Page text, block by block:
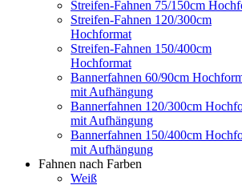
Streifen-Fahnen 75/150cm
Streifen-Fahnen 120/300cm
Hochformat
Streifen-Fahnen 150/400cm
Hochformat
Bannerfahnen 60/90cm
mit Aufhängung
Bannerfahnen 120/300cm
mit Aufhängung
Bannerfahnen 150/400cm
mit Aufhängung
Fahnen nach Farben
Weiß